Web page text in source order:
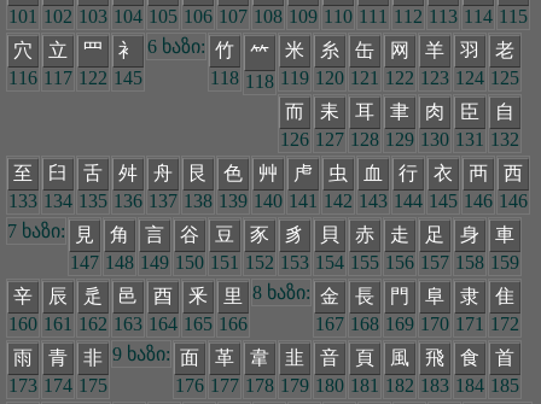
101 102 103 104 105 106 107 108 109 110 111 112 113 114 115
穴
116
立
117
罒
122
衤
145
6 ხაზი: 竹
118
𥫗
118
米
119
糸
120
缶
121
网
122
羊
123
羽
124
老
125
而
126
耒
127
耳
128
聿
129
肉
130
臣
131
自
132
至
133
臼
134
舌
135
舛
136
舟
137
艮
138
色
139
艸
140
虍
141
虫
142
血
143
行
144
衣
145
襾
146
西
146
7 ხაზი:
見
147
角
148
言
149
谷
150
豆
151
豕
152
豸
153
貝
154
赤
155
走
156
足
157
身
158
車
159
辛
160
辰
161
辵
162
邑
163
酉
164
釆
165
里
166
8 ხაზი: 金
167
長
168
門
169
阜
170
隶
171
隹
172
雨
173
青
174
非
175
9 ხაზი: 面
176
革
177
韋
178
韭
179
音
180
頁
181
風
182
飛
183
食
184
首
185